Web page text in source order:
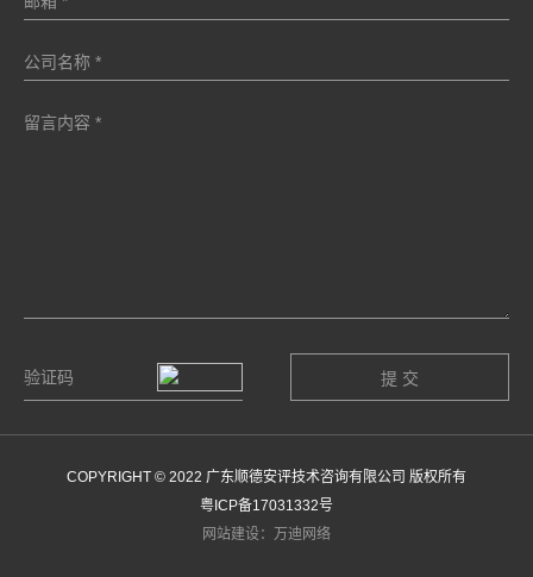
COPYRIGHT © 2022 广东顺德安评技术咨询有限公司 版权所有
粤ICP备17031332号
网站建设：万迪网络